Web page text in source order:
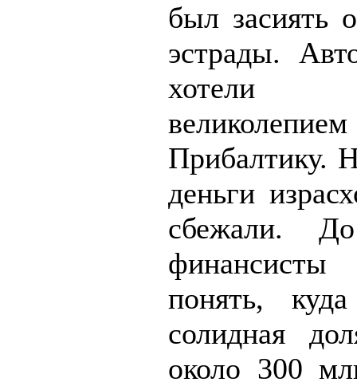
был засиять
эстрады.
хотели
Прибалтику.
деньги
сбежали.
понять, куда
солидная
около 300